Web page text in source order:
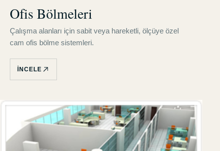
Ofis Bölmeleri
Çalışma alanları için sabit veya hareketli, ölçüye özel
cam ofis bölme sistemleri.
İNCELE